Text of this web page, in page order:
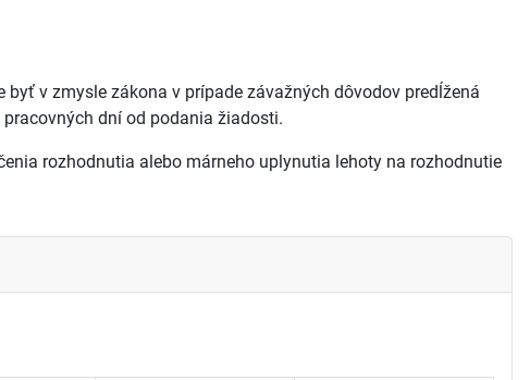
v zmysle zákona v prípade závažných dôvodov predĺžená
dní od podania žiadosti.
rozhodnutia alebo márneho uplynutia lehoty na rozhodnutie